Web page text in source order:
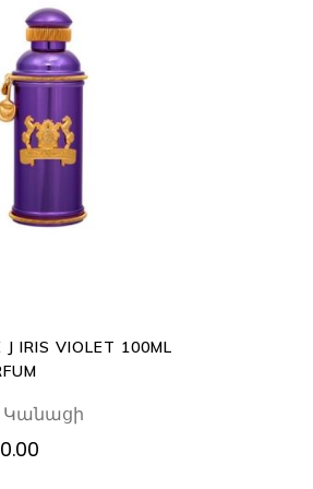
READ
MORE
J IRIS VIOLET 100ML
Կանացի